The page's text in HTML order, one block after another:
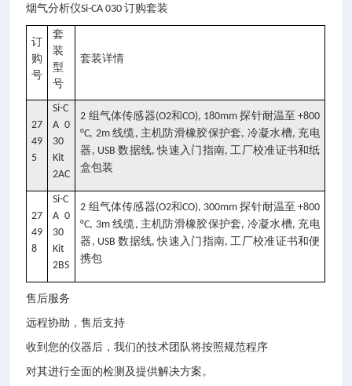
烟气分析仪Si-CA 030订购套装
订
购
号
套
装
型
号
套装详情
27
49
5
Si-C
A 0
30
Kit
2AC
2 组气体传感器(O2和CO), 180mm探针耐温至 +800
°C, 2m线缆, 主机防滑橡胶保护套, 冷凝水槽, 充电
器 , USB数据线,快速入门指南,工厂校准证书和纸
盒包装
27
49
8
Si-C
A 0
30
Kit
2BS
2 组气体传感器(O2和CO), 300mm探针耐温至 +800
°C, 3m线缆, 主机防滑橡胶保护套, 冷凝水槽, 充电
器 , USB数据线,快速入门指南,工厂校准证书和便
携包
售后服务
远程协助，售后支持
收到您的仪器后，我们的技术团队将按照规范程序
对其进行全面的检测及提供解决方案。